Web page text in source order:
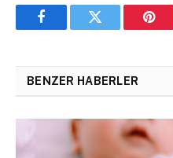
FacebookTwitter
BENZER HABERLER